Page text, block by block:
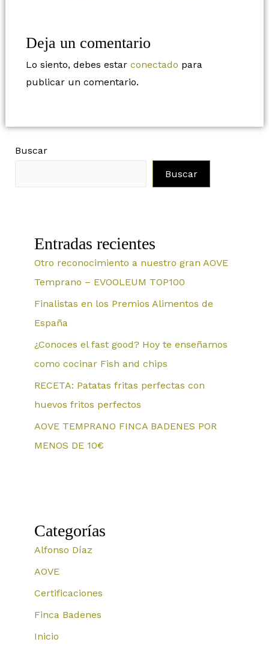
Deja un comentario
Lo siento, debes estar conectado para
publicar un comentario.
Buscar
Buscar
Entradas recientes
Otro reconocimiento a nuestro gran AOVE
Temprano – EVOOLEUM TOP100
Finalistas en los Premios Alimentos de
España
¿Conoces el fast good? Hoy te enseñamos
como cocinar Fish and chips
RECETA: Patatas fritas perfectas con
huevos fritos perfectos
AOVE TEMPRANO FINCA BADENES POR
MENOS DE 10€
Categorías
Alfonso Díaz
AOVE
Certificaciones
Finca Badenes
Inicio